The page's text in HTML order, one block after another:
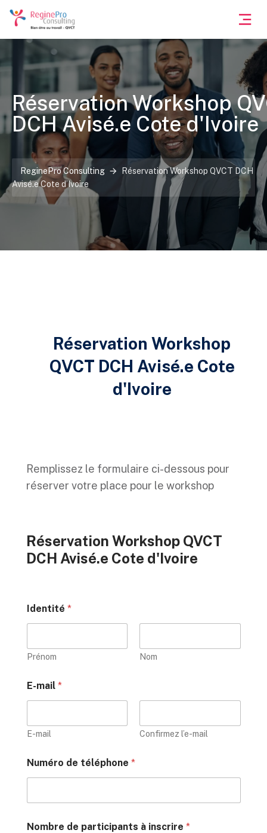
Réservation Workshop
DCH Avisé.e Cote d'Ivoire
ReginePro Consulting
Réservation Workshop QVCT DCH
Avisé.e Cote d’Ivoire
Réservation Workshop
QVCT DCH Avisé.e Cote
d'Ivoire
Remplissez le formulaire ci-dessous pour
réserver votre place pour le workshop
Réservation Workshop QVCT
DCH Avisé.e Cote d'Ivoire
Identité *
Prénom Nom
E-mail *
E-mail Confirmez l’e-mail
Numéro de téléphone *
Nombre de participants à inscrire *